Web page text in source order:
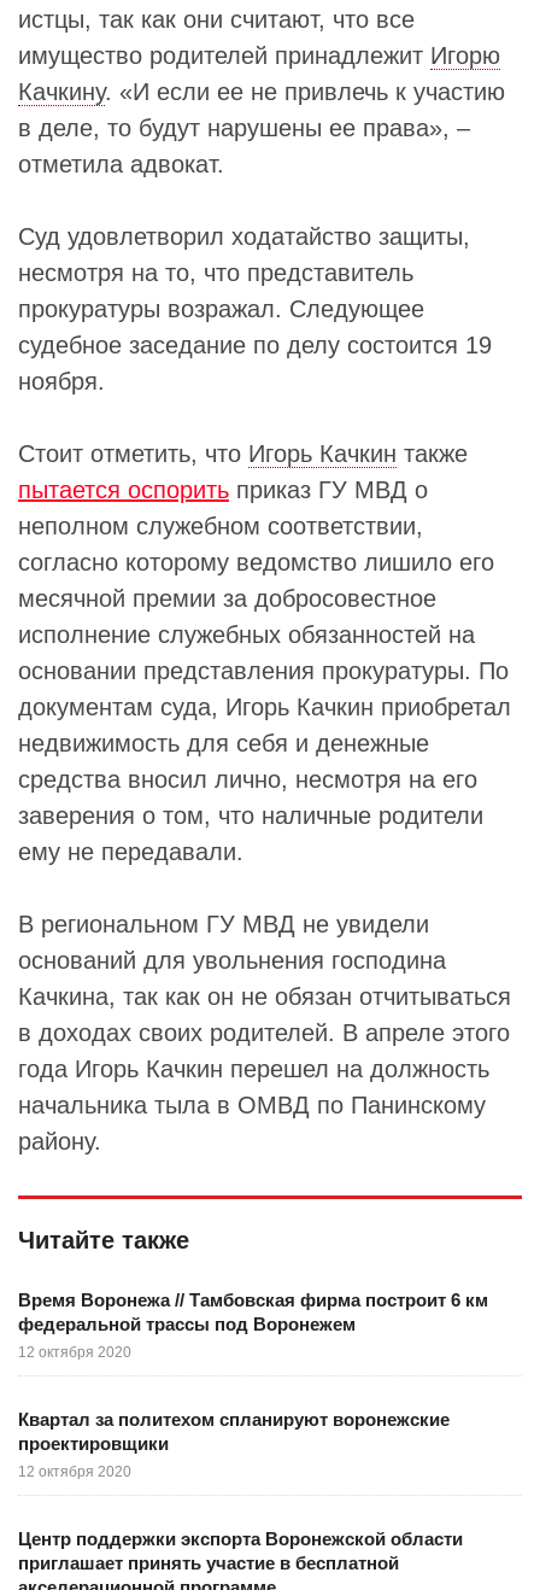
истцы, так как они считают, что все
имущество родителей принадлежит Игорю
Качкину. «И если ее не привлечь к участию
в деле, то будут нарушены ее права», –
отметила адвокат.
Суд удовлетворил ходатайство защиты,
несмотря на то, что представитель
прокуратуры возражал. Следующее
судебное заседание по делу состоится 19
ноября.
Стоит отметить, что Игорь Качкин также
пытается оспорить приказ ГУ МВД о
неполном служебном соответствии,
согласно которому ведомство лишило его
месячной премии за добросовестное
исполнение служебных обязанностей на
основании представления прокуратуры. По
документам суда, Игорь Качкин приобретал
недвижимость для себя и денежные
средства вносил лично, несмотря на его
заверения о том, что наличные родители
ему не передавали.
В региональном ГУ МВД не увидели
оснований для увольнения господина
Качкина, так как он не обязан отчитываться
в доходах своих родителей. В апреле этого
года Игорь Качкин перешел на должность
начальника тыла в ОМВД по Панинскому
району.
Читайте также
Время Воронежа // Тамбовская фирма построит 6 км
федеральной трассы под Воронежем
12 октября 2020
Квартал за политехом спланируют воронежские
проектировщики
12 октября 2020
Центр поддержки экспорта Воронежской области
приглашает принять участие в бесплатной